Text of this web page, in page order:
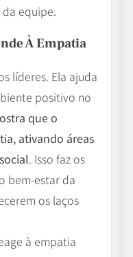
equipe.
À Empatia
líderes. Ela ajuda
positivo no
que o
ativando áreas
. Isso faz os
bem-estar da
os laços
à empatia